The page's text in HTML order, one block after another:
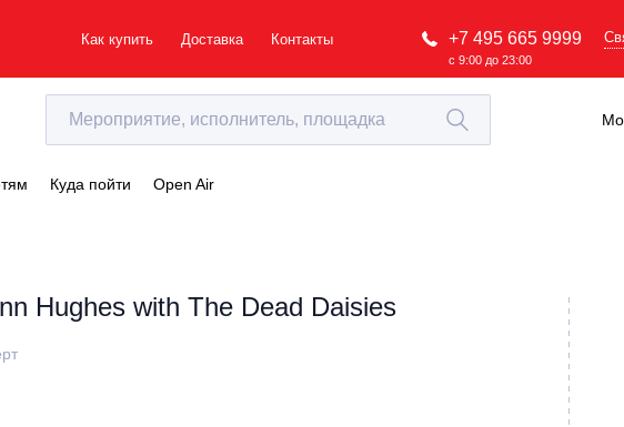
Как купить Доставка Контакты +7 495 665 9999
с 9:00 до 23:00
Куда пойти Open Air
Hughes with The Dead Daisies